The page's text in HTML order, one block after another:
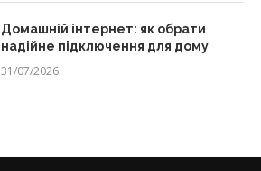
Домашній інтернет: як обрати
надійне підключення для дому
31/07/2026